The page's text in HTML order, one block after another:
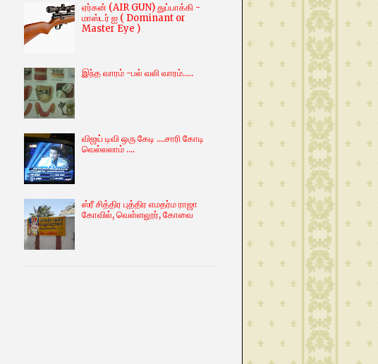
ஏர்கன் (AIR GUN) துப்பாக்கி -
மாஸ்டர் ஐ ( Dominant or
Master Eye )
இந்த வாரம் -பல் வலி வாரம்.....
விஜய் டிவி ஒரு கேடி ....சாரி கோடி
வெல்லலாம் ....
ஸ்ரீ சித்திர புத்திர எமதர்ம ராஜா
கோவில், வெள்ளலூர், கோவை